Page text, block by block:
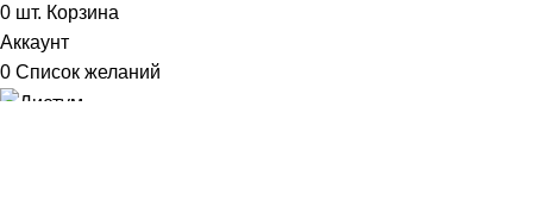
0 шт. Корзина
Аккаунт
0 Список желаний